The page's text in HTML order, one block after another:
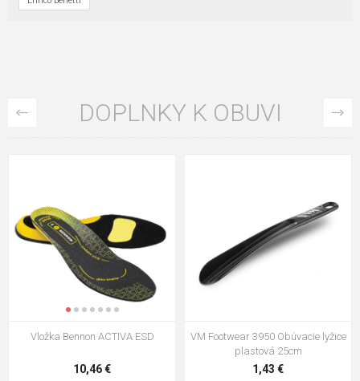
DOPLNKY K OBUVI
VM Footwear 3009 Vkladacia
5,21 €
VM Footwear 3102 Šnúrky ploché
0,79 €